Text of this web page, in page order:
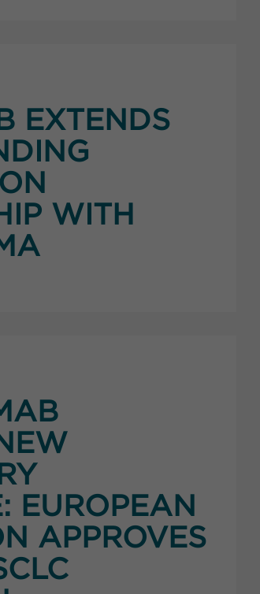
EXTENDS
WITH
EUROPEAN
APPROVES